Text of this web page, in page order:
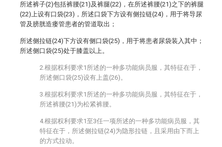
所述裤子(2)包括裤腰(21)及裤腿(22)，在所述裤腰(21)之下的裤腿
(22)上设有口袋(23)，所述口袋下方设有侧拉链(24)，用于将导尿
管及膀胱造瘘管患者的管道取出；
所述侧拉链(24)下方设有侧口袋(25)，用于将患者尿袋装入其中；
所述侧口袋(25)处于膝盖以上。
2.根据权利要求1所述的一种多功能病员服，其特征在于，
所述侧口袋(25)设有上盖(26)。
3.根据权利要求1所述的一种多功能病员服，其特征在于，
所述裤腰(21)为松紧裤腰。
4.根据权利要求1至3任一项所述的一种多功能病员服，其
特征在于，所述侧拉链(24)为隐形拉链，且采用由下而上
的方式拉动。